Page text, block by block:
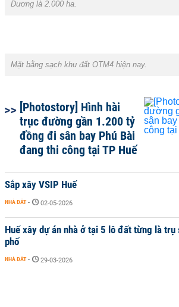
Dương là 2.000 ha.
Mặt bằng sạch khu đất OTM4 hiện nay.
[Photostory] Hình hài
trục đường gần 1.200 tỷ
đồng đi sân bay Phú Bài
đang thi công tại TP Huế
Sắp xây VSIP Huế
NHÀ ĐẤT - 02-05-2026
Huế xây dự án nhà ở tại 5 lô đất từng là trụ
phố
NHÀ ĐẤT - 29-03-2026